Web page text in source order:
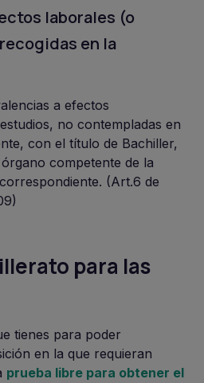
laborales (o
en la
a efectos
no contempladas en
con el título de Bachiller,
competente de la
(Art.6 de
para las
tienes para poder
en la que requieran
prueba libre para obtener el